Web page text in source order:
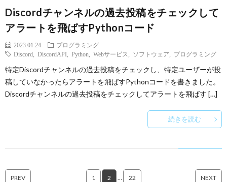
Discordチャンネルの過去投稿をチェックして
アラートを飛ばすPythonコード
2023.01.24
プログラミング
Discord
DiscordAPI Python Webサービス ソフトウェア プログラミング
特定Discordチャンネルの過去投稿をチェックし、特定ユーザーが投
稿していなかったらアラートを飛ばすPythonコードを書きました。
Discordチャンネルの過去投稿をチェックしてアラートを飛ばす […]
続きを読む
PREV 1 2 … 22 NEXT